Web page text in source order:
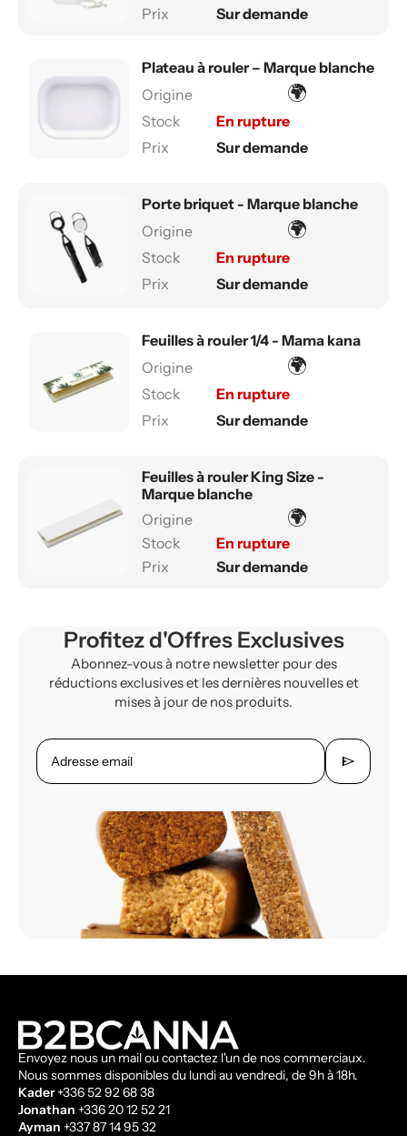
Sur demande
Plateau à rouler – Marque blanche
🌍
En rupture
Sur demande
Porte briquet - Marque blanche
🌍
En rupture
Sur demande
Feuilles à rouler 1/4 - Mama kana
🌍
En rupture
Sur demande
Feuilles à rouler King Size -
Marque blanche
🌍
En rupture
Sur demande
Profitez d'Offres Exclusives
Abonnez-vous à notre newsletter pour des
réductions exclusives et les dernières nouvelles et
mises à jour de nos produits.
Adresse email send
Envoyez nous un mail ou contactez l'un de nos commerciaux.
Nous sommes disponibles du lundi au vendredi, de 9h à 18h.
Kader+336 52 92 68 38
Jonathan +336 20 12 52 21
Ayman +337 87 14 95 32